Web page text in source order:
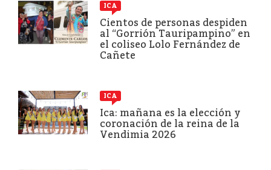
ICA
Cientos de personas despiden
al “Gorrión Tauripampino” en
el coliseo Lolo Fernández de
Cañete
ICA
Ica: mañana es la elección y
coronación de la reina de la
Vendimia 2026